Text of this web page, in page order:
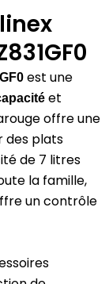
est une
et
offre une
des plats
de 7 litres
la famille,
un contrôle